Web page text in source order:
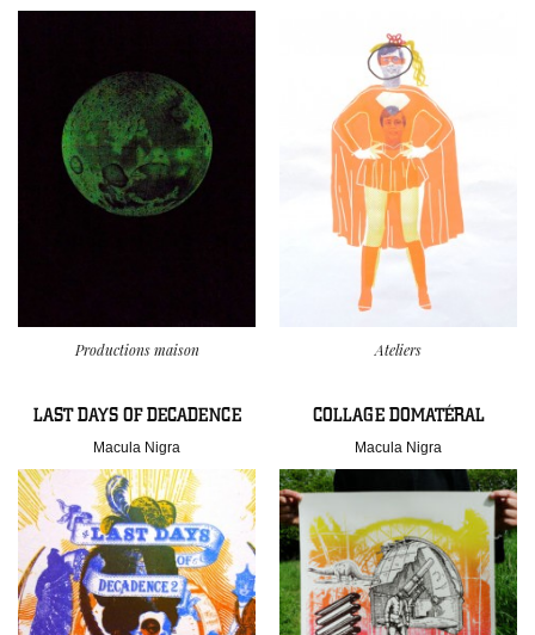
Productions maison Ateliers
LAST DAYS OF DECADENCE
Macula Nigra
COLLAGE DOMATÉRAL
Macula Nigra